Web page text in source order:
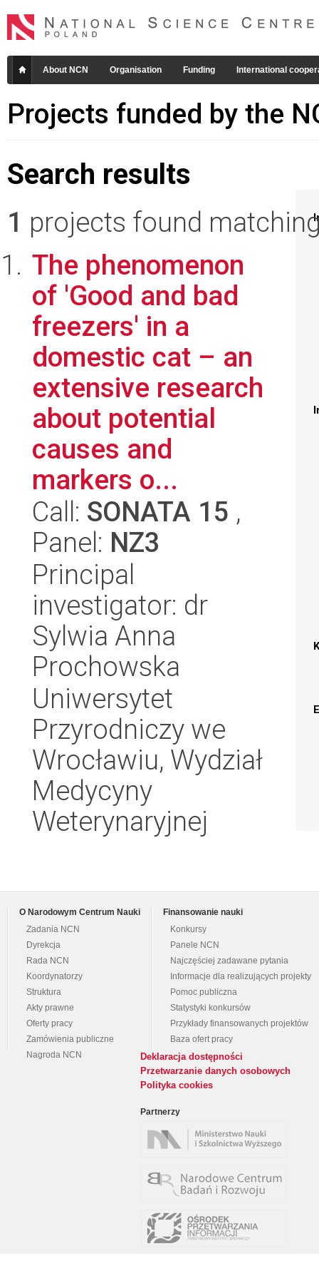
About NCN Organisation Funding International
Projects funded by the
Search results
1 projects found
The phenomenon
of 'Good and bad
freezers' in a
domestic cat – an
extensive research
about potential
causes and
markers o...
Call: SONATA 15 ,
Panel: NZ3
Principal
investigator: dr
Sylwia Anna
Prochowska
Uniwersytet
Przyrodniczy we
Wrocławiu, Wydział
Medycyny
Weterynaryjnej
O Narodowym Centrum Nauki
Zadania NCN
Dyrekcja
Rada NCN
Koordynatorzy
Struktura
Akty prawne
Oferty pracy
Zamówienia publiczne
Nagroda NCN
Finansowanie nauki
Konkursy
Panele NCN
Najczęściej zadawane pytania
Informacje dla realizujących projekty
Pomoc publiczna
Statystyki konkursów
Przykłady finansowanych projektów
Baza ofert pracy
Deklaracja dostępności
Przetwarzanie danych osobowych
Polityka cookies
Partnerzy